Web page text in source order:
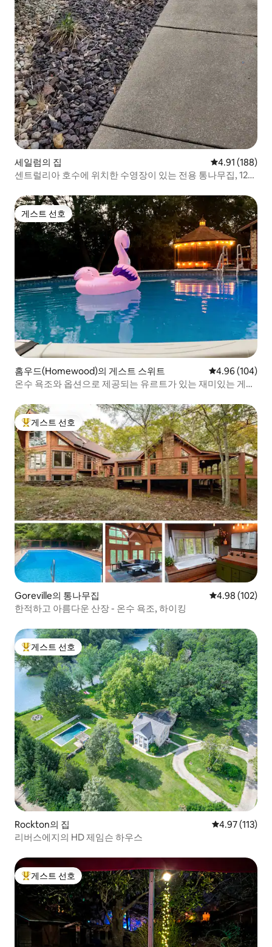
세일럼의 집 평점 4.91점(5
4.91 (188)
센트럴리아 호수에 위치한 수영장이 있는 전용 통나무집, 12명
게스트 선호
게스트 선호
홈우드(Homewood)의 게스트 스위트 평점 4.96점(5
4.96 (104)
온수 욕조와 옵션으로 제공되는 유르트가 있는 재미있는 게임
상위 게스트 선호
게스트 선호
Goreville의 통나무집 평점 4.98점(5
4.98 (102)
한적하고 아름다운 산장 - 온수 욕조, 하이킹
상위 게스트 선호
게스트 선호
Rockton의 집 평점 4.97점(5
4.97 (113)
리버스에지의 HD 제임슨 하우스
상위 게스트 선호
게스트 선호